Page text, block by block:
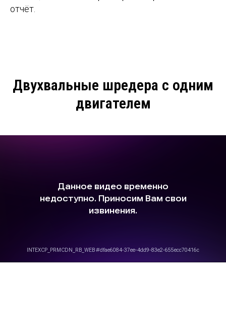
отчёт.
Двухвальные шредера с одним
двигателем